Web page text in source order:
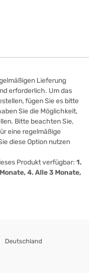
Lieferung
erforderlich. Um das
fügen Sie es bitte
Sie die Möglichkeit,
Bitte beachten Sie,
eine regelmäßige
diese Option nutzen
Produkt verfügbar: 1.
4. Alle 3 Monate,
Deutschland